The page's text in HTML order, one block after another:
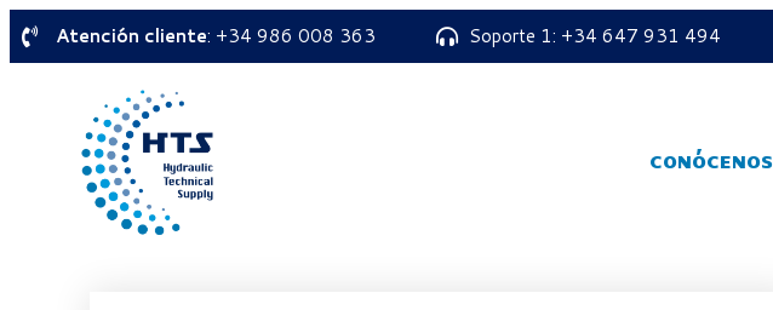
Atención cliente: +34 986 008 363 Soporte 1: +34 647 931 494
CONÓCENOS